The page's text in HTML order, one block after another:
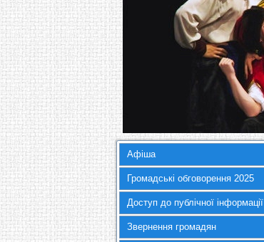
Афіша
Громадські обговорення 2025
Доступ до публічної інформації
Звернення громадян